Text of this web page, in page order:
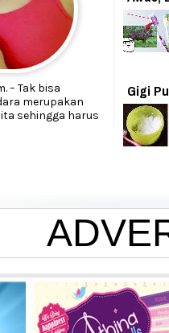
– Tak bisa
merupakan
sehingga harus
Gigi